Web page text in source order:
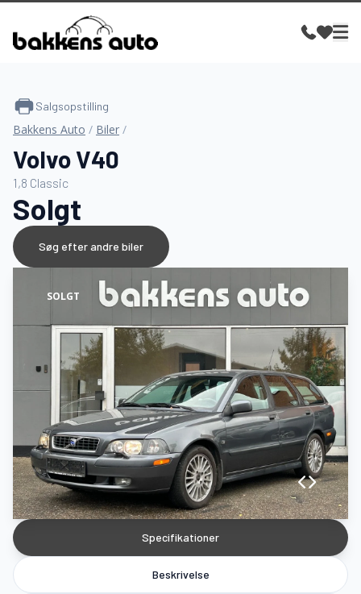
SOLGT
Specifikationer
Beskrivelse
Salgsopstilling
Bakkens Auto / Biler /
Volvo V40
1,8 Classic
Solgt
Søg efter andre biler